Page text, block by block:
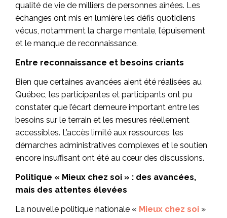
qualité de vie de milliers de personnes aînées. Les
échanges ont mis en lumière les défis quotidiens
vécus, notamment la charge mentale, l’épuisement
et le manque de reconnaissance.
Entre reconnaissance et besoins criants
Bien que certaines avancées aient été réalisées au
Québec, les participantes et participants ont pu
constater que l’écart demeure important entre les
besoins sur le terrain et les mesures réellement
accessibles. L’accès limité aux ressources, les
démarches administratives complexes et le soutien
encore insuffisant ont été au cœur des discussions.
Politique « Mieux chez soi » : des avancées,
mais des attentes élevées
La nouvelle politique nationale « Mieux chez soi »